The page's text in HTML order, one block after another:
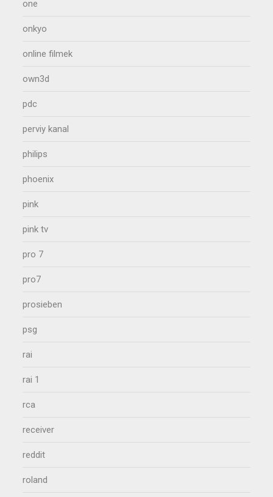
one
onkyo
online filmek
own3d
pdc
perviy kanal
philips
phoenix
pink
pink tv
pro 7
pro7
prosieben
psg
rai
rai 1
rca
receiver
reddit
roland